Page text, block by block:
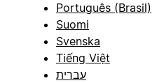
Português (Brasil)
Suomi
Svenska
Tiếng Việt
עברית